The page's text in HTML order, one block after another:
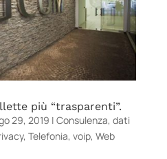
più “trasparenti”.
29, 2019 | Consulenza, dati
, Telefonia, voip, Web